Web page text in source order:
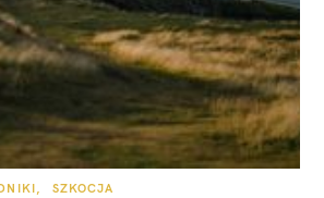
SZKOCJA